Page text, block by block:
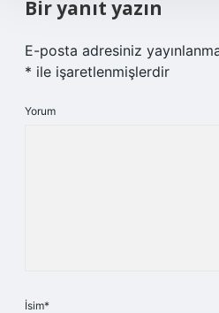
Bir yanıt yazın
E-posta adresiniz
* ile işaretlenmişlerdir
Yorum
İsim*